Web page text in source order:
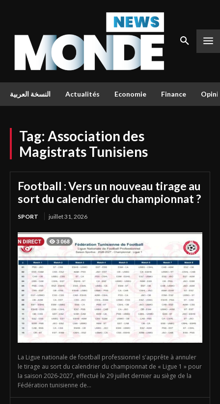
النسخة العربية Actualités Economie Finance
Tag: Association des
Magistrats Tunisiens
Football : Vers un nouveau tirage au
sort du calendrier du championnat ?
SPORT juillet 31, 2026
La Ligue nationale de football professionnel s'apprête à annuler
le tirage au sort du calendrier du championnat de « Ligue 1 » pour
la saison 2026-2027, effectué le 29 juillet dernier au siège de la
Fédération tunisienne de...